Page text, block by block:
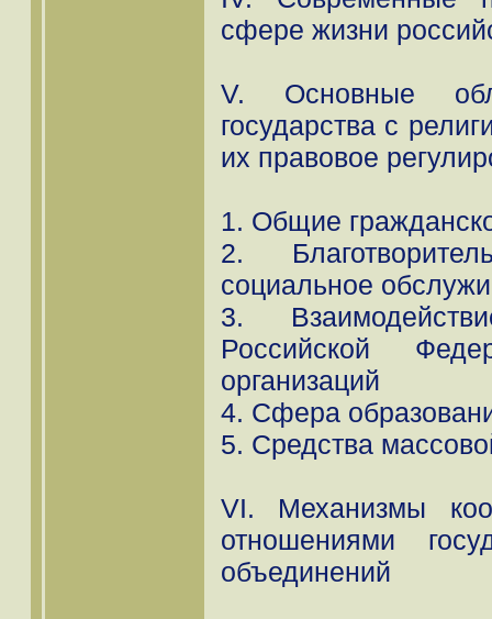
сфере жизни
V. Основные
государства с
их правовое
1. Общие
2.
социальное
3.
Российской
организаций
4. Сфера
5. Средства
VI. Механизмы
отношениями
объединений